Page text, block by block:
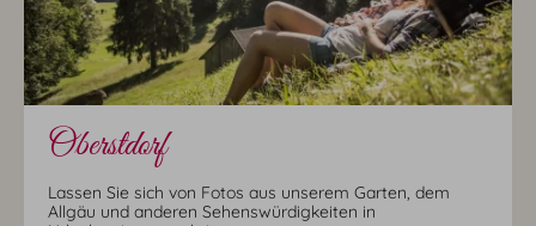
Oberstdorf
Lassen Sie sich von Fotos aus unserem Garten, dem
Allgäu und anderen Sehenswürdigkeiten in